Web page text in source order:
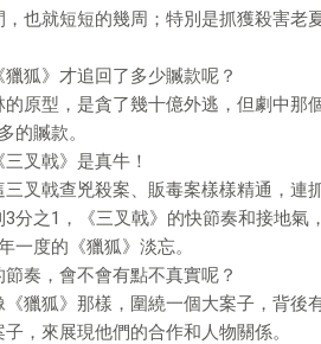
也就短短的幾周；特別是抓獲殺害老
狐》才追回了多少贓款呢？
的原型，是貪了幾十億外逃，但劇中
的贓款。
叉戟》是真牛！
叉戟查兇殺案、販毒案樣樣精通，連
分之1，《三叉戟》的快節奏和接地氣
一度的《獵狐》淡忘。
奏，會不會有點不真實呢？
《獵狐》那樣，圍繞一個大案子，背後
，來展現他們的合作和人物關係。